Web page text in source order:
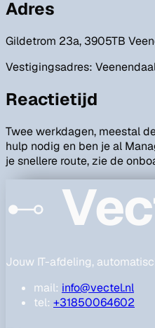
Adres
Gildetrom 23a, 3905TB
Vestigingsadres:
Reactietijd
Twee werkdagen, meestal
hulp nodig en ben je al
je snellere route, zie de
Jouw IT-afdeling,
mail: info@vectel.nl
tel: +31850064602